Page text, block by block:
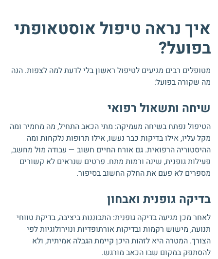
איך נראה טיפול אוסטאופתי
בפועל?
מטופלים רבים מגיעים לטיפול ראשון בלי לדעת למה לצפות. הנה
מה שקורה בפועל:
שיחה ותשאול רפואי
הטיפול נפתח בשיחה מעמיקה: מתי הכאב התחיל, מה מחמיר ומה
מקל עליו, אילו בדיקות כבר נעשו, אילו תרופות נלקחות ומה
ההיסטוריה הרפואית. גם אורח החיים חשוב — עבודה מול מחשב,
פעילות גופנית, שינה ורמות מתח. פרטים שנראים לא קשורים
מספרים לא פעם את החלק החשוב בסיפור.
בדיקה גופנית ואבחון
לאחר מכן מגיעה בדיקה גופנית: התבוננות ביציבה, בדיקת טווחי
תנועה, מישוש רקמות ובדיקות אורתופדיות ונוירולוגיות לפי
הצורך. המטרה היא לזהות היכן קיימת הגבלה אמיתית, ולא
להסתפק במקום שבו הכאב מורגש.